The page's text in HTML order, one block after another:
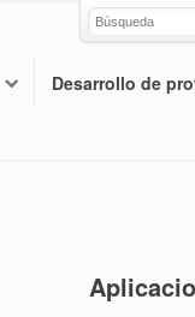
Desarrollo de